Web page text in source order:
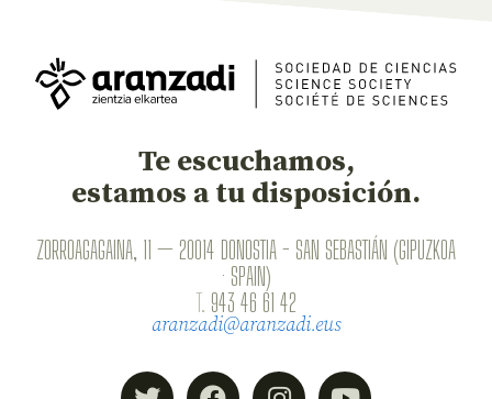
Te escuchamos,
estamos a tu disposición.
ZORROAGAGAINA, 11 — 20014 DONOSTIA - SAN SEBASTIÁN (GIPUZKOA
· SPAIN)
T. 943 46 61 42
aranzadi@aranzadi.eus